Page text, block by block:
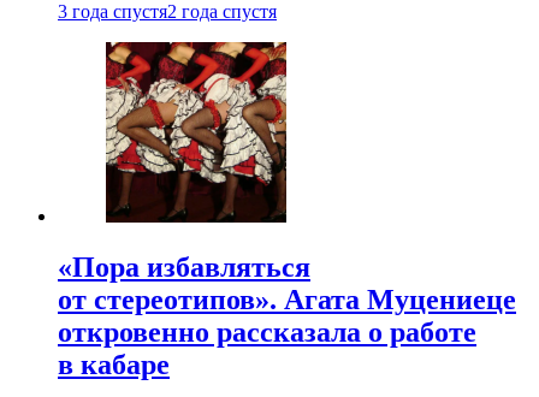
3 года спустя2 года спустя
«Пора избавляться
от стереотипов». Агата Муцениеце
откровенно рассказала о работе
в кабаре